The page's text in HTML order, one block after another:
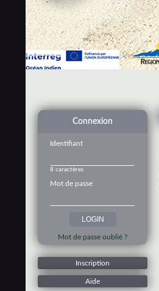
Connexion
Identifiant
8 caractères
Mot de passe
Mot de passe oublié ?
Inscription
Aide